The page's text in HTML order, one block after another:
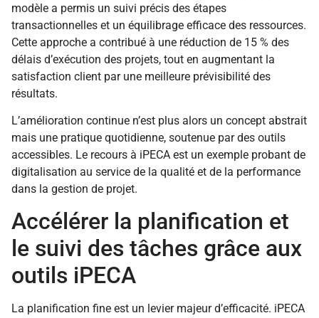
modèle a permis un suivi précis des étapes
transactionnelles et un équilibrage efficace des ressources.
Cette approche a contribué à une réduction de 15 % des
délais d’exécution des projets, tout en augmentant la
satisfaction client par une meilleure prévisibilité des
résultats.
L’amélioration continue n’est plus alors un concept abstrait
mais une pratique quotidienne, soutenue par des outils
accessibles. Le recours à iPECA est un exemple probant de
digitalisation au service de la qualité et de la performance
dans la gestion de projet.
Accélérer la planification et
le suivi des tâches grâce aux
outils iPECA
La planification fine est un levier majeur d’efficacité. iPECA